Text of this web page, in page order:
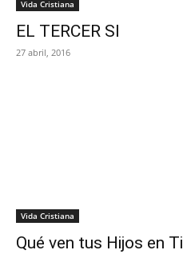
Vida Cristiana
EL TERCER SI
27 abril, 2016
Vida Cristiana
Qué ven tus Hijos en Ti